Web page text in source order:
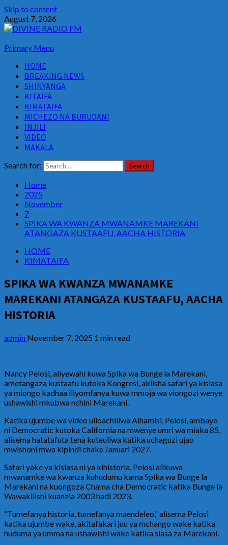
Skip to content
August 7, 2026
Primary Menu
HOME
BREAKING NEWS
SHINYANGA
KITAIFA
KIMATAIFA
MICHEZO NA BURUDANI
INJILI
VIDEO
MAKALA
Search for:
Home
2025
November
7
SPIKA WA KWANZA MWANAMKE MAREKANI
ATANGAZA KUSTAAFU, AACHA HISTORIA
HOME
KIMATAIFA
SPIKA WA KWANZA MWANAMKE
MAREKANI ATANGAZA KUSTAAFU, AACHA
HISTORIA
admin November 7, 2025 1 min read
Nancy Pelosi, aliyewahi kuwa Spika wa Bunge la Marekani,
ametangaza kustaafu kutoka Kongresi, akiisha safari ya kisiasa
ya miongo kadhaa iliyomfanya kuwa mmoja wa viongozi wenye
ushawishi mkubwa nchini Marekani.
Katika ujumbe wa video ulioachiliwa Alhamisi, Pelosi, ambaye
ni Democratic kutoka California na mwenye umri wa miaka 85,
alisema hatatafuta tena kuteuliwa katika uchaguzi ujao
mwishoni mwa kipindi chake Januari 2027.
Safari yake ya kisiasa ni ya kihistoria, Pelosi alikuwa
mwanamke wa kwanza kuhudumu kama Spika wa Bunge la
Marekani na kuongoza Chama cha Democratic katika Bunge la
Wawakilishi kuanzia 2003 hadi 2023.
“Tumefanya historia, tumefanya maendeleo,” alisema Pelosi
katika ujumbe wake, akitafakari juu ya mchango wake katika
huduma ya umma na ushawishi wake katika siasa za Marekani.